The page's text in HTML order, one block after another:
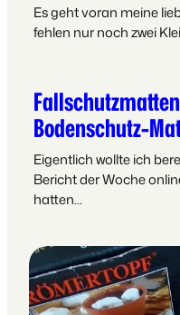
Es geht voran meine
fehlen nur noch zwei
Bodenschutz-
Eigentlich wollte ich
Bericht der Woche
hatten…